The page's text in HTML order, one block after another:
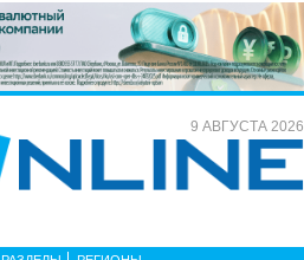
9 АВГУСТА 2026